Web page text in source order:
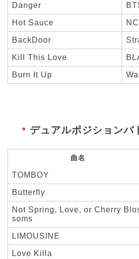
Danger
Hot Sauce
BackDoor
Kill This Love
Burn It Up
デュアルポジションバ
曲名
TOMBOY
Butterfly
Not Spring, Love, or Cherry
soms
LIMOUSINE
Love Killa